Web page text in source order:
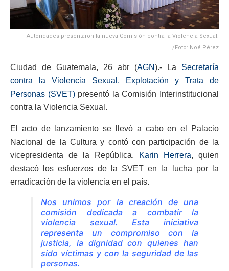
Autoridades presentaron la nueva Comisión contra la Violencia Sexual.
/Foto: Noé Pérez
Ciudad de Guatemala, 26 abr (AGN).- La Secretaría
contra la Violencia Sexual, Explotación y Trata de
Personas (SVET)presentó la Comisión Interinstitucional
contra la Violencia Sexual.
El acto de lanzamiento se llevó a cabo en el Palacio
Nacional de la Cultura y contó con participación de la
vicepresidenta de la República,
Karin Herrera, quien
destacó los esfuerzos de la SVET en la lucha por la
erradicación de la violencia en el país.
Nos unimos por la creación de una
comisión dedicada a combatir la
violencia sexual. Esta iniciativa
representa un compromiso con la
justicia, la dignidad con quienes han
sido víctimas y con la seguridad de las
personas.